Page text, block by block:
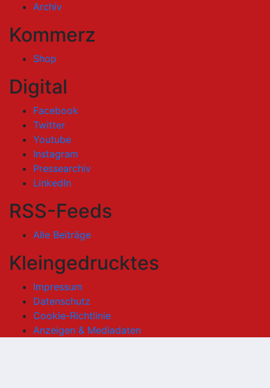
Archiv
Kommerz
Shop
Digital
Facebook
Twitter
Youtube
Instagram
Pressearchiv
LinkedIn
RSS-Feeds
Alle Beiträge
Kleingedrucktes
Impressum
Datenschutz
Cookie-Richtlinie
Anzeigen & Mediadaten